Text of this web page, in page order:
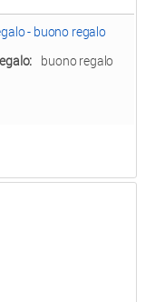
- buono regalo
buono regalo